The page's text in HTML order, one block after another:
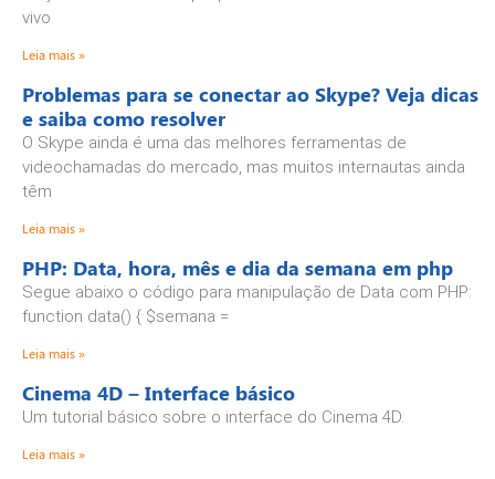
vivo
Leia mais »
Problemas para se conectar ao Skype? Veja dicas
e saiba como resolver
O Skype ainda é uma das melhores ferramentas de
videochamadas do mercado, mas muitos internautas ainda
têm
Leia mais »
PHP: Data, hora, mês e dia da semana em php
Segue abaixo o código para manipulação de Data com PHP:
function data() { $semana =
Leia mais »
Cinema 4D – Interface básico
Um tutorial básico sobre o interface do Cinema 4D.
Leia mais »